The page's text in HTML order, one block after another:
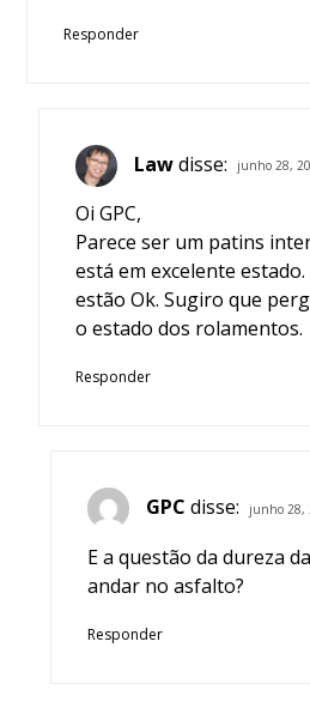
Responder
Law disse: junho 28,
Oi GPC,
Parece ser um patins
está em excelente
estão Ok. Sugiro que
o estado dos rolamentos.
Responder
GPC disse: junho 28,
E a questão da dureza
andar no asfalto?
Responder